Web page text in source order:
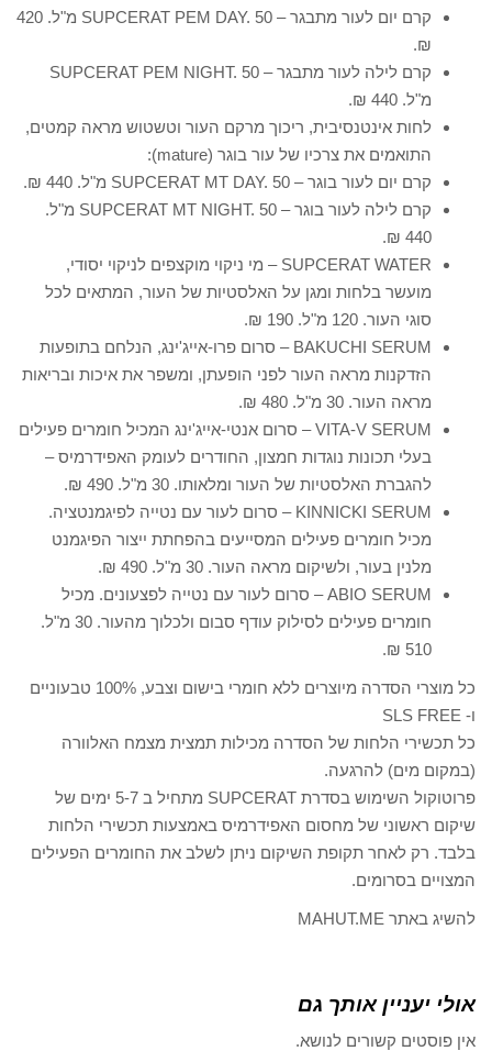
קרם יום לעור מתבגר – SUPCERAT PEM DAY. 50 מ"ל. 420
₪.
קרם לילה לעור מתבגר – SUPCERAT PEM NIGHT. 50
מ"ל. 440 ₪.
לחות אינטנסיבית, ריכוך מרקם העור וטשטוש מראה קמטים,
התואמים את צרכיו של עור בוגר (mature):
קרם יום לעור בוגר – SUPCERAT MT DAY. 50 מ"ל. 440 ₪.
קרם לילה לעור בוגר – SUPCERAT MT NIGHT. 50 מ"ל.
440 ₪.
SUPCERAT WATER – מי ניקוי מוקצפים לניקוי יסודי,
מועשר בלחות ומגן על האלסטיות של העור, המתאים לכל
סוגי העור. 120 מ"ל. 190 ₪.
BAKUCHI SERUM – סרום פרו-אייג'ינג, הנלחם בתופעות
הזדקנות מראה העור לפני הופעתן, ומשפר את איכות ובריאות
מראה העור. 30 מ"ל. 480 ₪.
VITA-V SERUM – סרום אנטי-אייג'ינג המכיל חומרים פעילים
בעלי תכונות נוגדות חמצון, החודרים לעומק האפידרמיס –
להגברת האלסטיות של העור ומלאותו. 30 מ"ל. 490 ₪.
KINNICKI SERUM – סרום לעור עם נטייה לפיגמנטציה.
מכיל חומרים פעילים המסייעים בהפחתת ייצור הפיגמנט
מלנין בעור, ולשיקום מראה העור. 30 מ"ל. 490 ₪.
ABIO SERUM – סרום לעור עם נטייה לפצעונים. מכיל
חומרים פעילים לסילוק עודף סבום ולכלוך מהעור. 30 מ"ל.
510 ₪.
כל מוצרי הסדרה מיוצרים ללא חומרי בישום וצבע, 100% טבעוניים
ו- SLS FREE
כל תכשירי הלחות של הסדרה מכילות תמצית מצמח האלוורה
(במקום מים) להרגעה.
פרוטוקול השימוש בסדרת SUPCERAT מתחיל ב 5-7 ימים של
שיקום ראשוני של מחסום האפידרמיס באמצעות תכשירי הלחות
בלבד. רק לאחר תקופת השיקום ניתן לשלב את החומרים הפעילים
המצויים בסרומים.
להשיג באתר MAHUT.ME
אולי יעניין אותך גם
אין פוסטים קשורים לנושא.